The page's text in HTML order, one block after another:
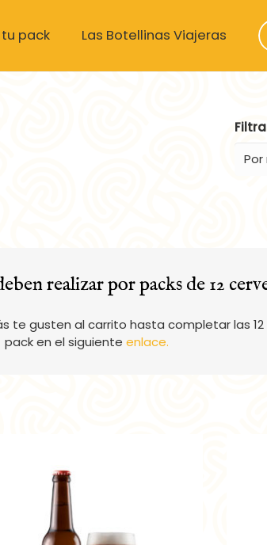
pack Las Botellinas Viajeras
realizar por packs de 12
te gusten al carrito hasta completar las
pack en el siguiente enlace.